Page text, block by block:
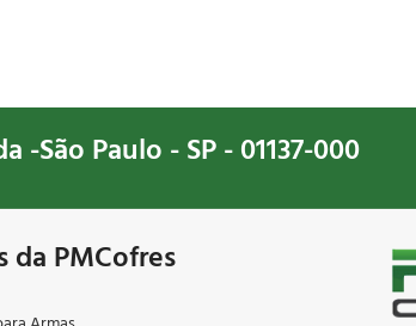
-São Paulo - SP - 01137-000
da PMCofres